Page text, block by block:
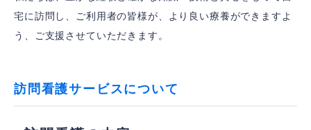
ッ
プ
ペ
宅に訪問し、ご利用者の皆様が、より良い療養ができますよ
う、ご支援させていただきます。
訪問看護サービスについて